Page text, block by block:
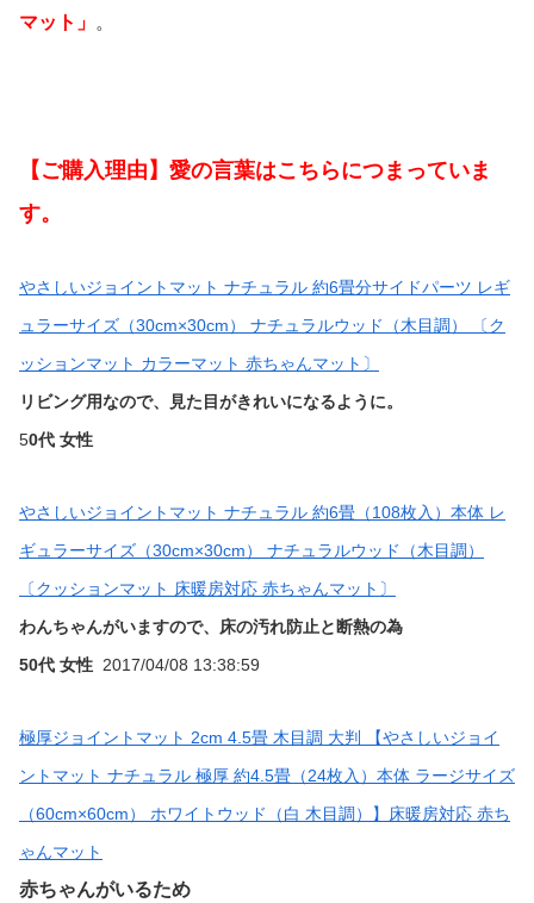
マット」 。
【ご購入理由】愛の言葉はこちらにつまっていま
す。
やさしいジョイントマット ナチュラル 約6畳分サイドパーツ レギ
ュラーサイズ（30cm×30cm） ナチュラルウッド（木目調） 〔ク
ッションマット カラーマット 赤ちゃんマット〕
リビング用なので、見た目がきれいになるように。
50代 女性
やさしいジョイントマット ナチュラル 約6畳（108枚入）本体 レ
ギュラーサイズ（30cm×30cm） ナチュラルウッド（木目調）
〔クッションマット 床暖房対応 赤ちゃんマット〕
わんちゃんがいますので、床の汚れ防止と断熱の為
50代 女性 2017/04/08 13:38:59
極厚ジョイントマット 2cm 4.5畳 木目調 大判 【やさしいジョイ
ントマット ナチュラル 極厚 約4.5畳（24枚入）本体 ラージサイズ
（60cm×60cm） ホワイトウッド（白 木目調）】床暖房対応 赤ち
ゃんマット
赤ちゃんがいるため